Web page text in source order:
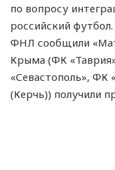
по вопросу
российский
ФНЛ сообщили
Крыма (ФК
«Севастополь», ФК
(Керчь)) получили